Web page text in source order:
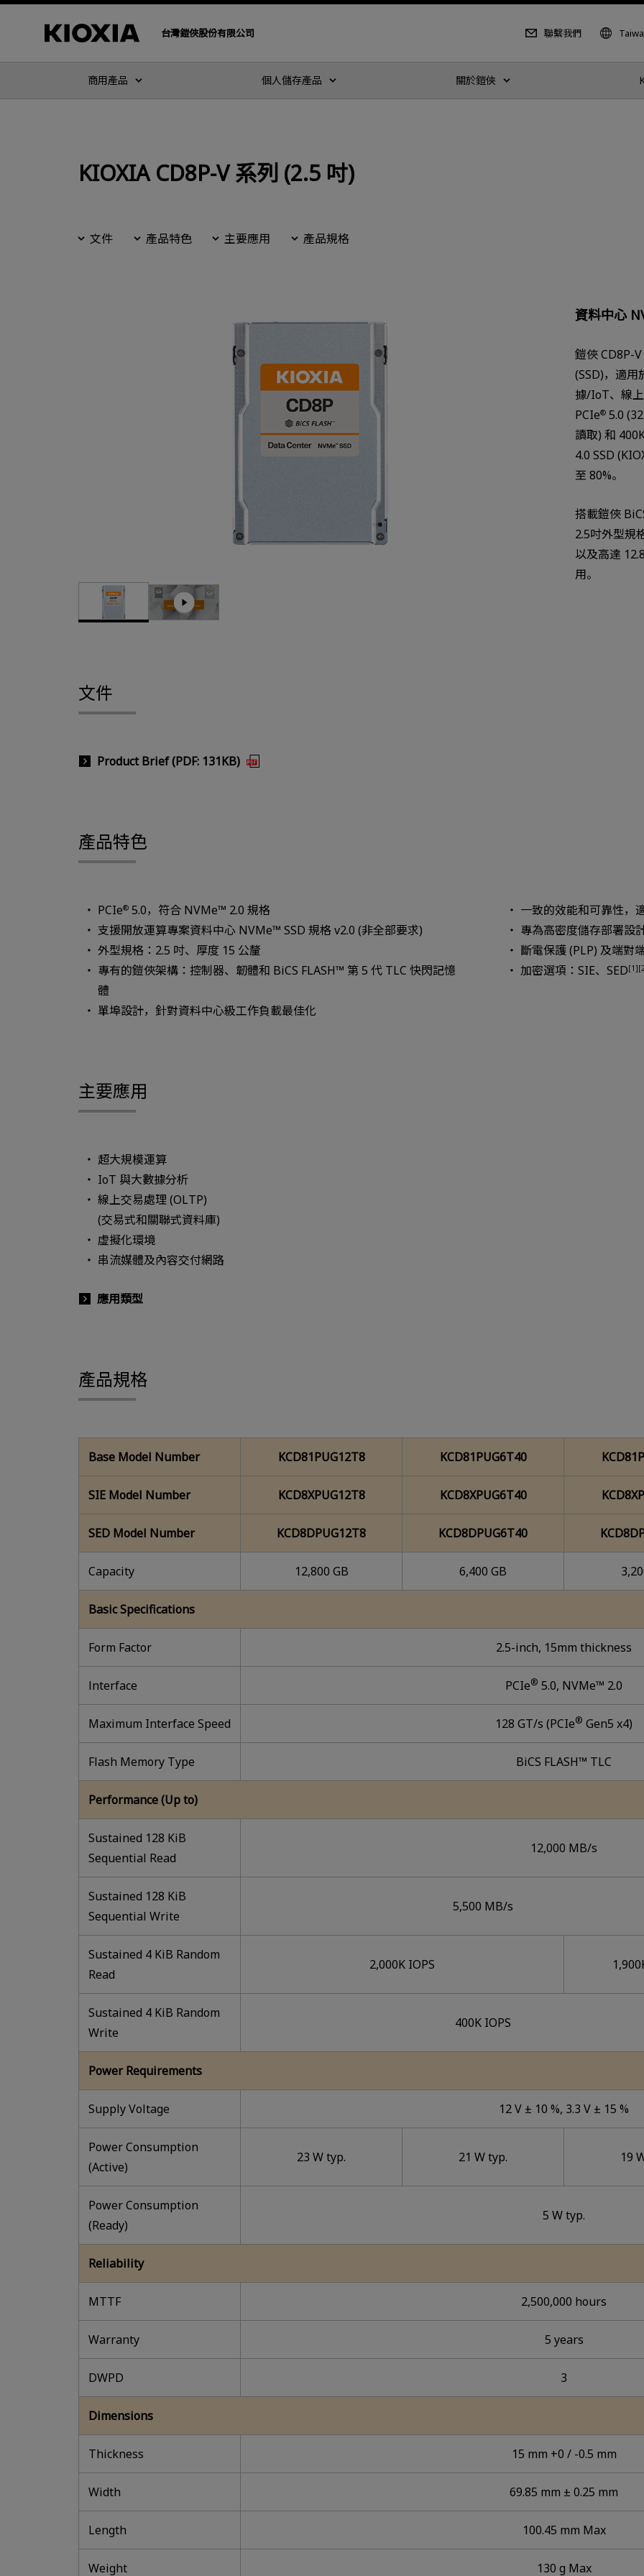
台灣鎧俠股份有限公司 聯繫我們
商用產品 個人儲存產品 關於鎧俠
KIOXIA CD8P-V 系列 (2.5 吋)
文件 產品特色 主要應用 產品規格
資料中心
鎧俠 CD8P-
(SSD)，適
據/IoT、線
PCIe® 5.0
讀取) 和
4.0 SSD
至 80%。
搭載鎧俠
2.5吋外型規
以及高達
用。
文件
Product Brief (PDF: 131KB)
產品特色
PCIe® 5.0，符合 NVMe™ 2.0 規格
支援開放運算專案資料中心 NVMe™ SSD 規格 v2.0 (非全部要求)
外型規格：2.5 吋、厚度 15 公釐
專有的鎧俠架構：控制器、韌體和 BiCS FLASH™ 第 5 代 TLC 快閃記憶
體
單埠設計，針對資料中心級工作負載最佳化
一致的效能和可靠性，
專為高密度儲存部署設
斷電保護 (PLP) 及端對
加密選項：SIE、SED
主要應用
超大規模運算
IoT 與大數據分析
線上交易處理 (OLTP)
(交易式和關聯式資料庫)
虛擬化環境
串流媒體及內容交付網路
應用類型
產品規格
Base Model Number KCD81PUG12T8 KCD81PUG6T40
SIE Model Number KCD8XPUG12T8 KCD8XPUG6T40
SED Model Number KCD8DPUG12T8 KCD8DPUG6T40
Capacity 12,800 GB 6,400 GB
Basic Specifications
Form Factor 2.5-inch, 15mm thickness
lnterface PCIe® 5.0, NVMe™ 2.0
Maximum Interface Speed 128 GT/s (PCIe® Gen5 x4)
Flash Memory Type BiCS FLASH™ TLC
Performance (Up to)
Sustained 128 KiB
Sequential Read
12,000 MB/s
Sustained 128 KiB
Sequential Write
5,500 MB/s
Sustained 4 KiB Random
Read
2,000K IOPS
Sustained 4 KiB Random
Write
400K IOPS
Power Requirements
Supply Voltage 12 V ± 10 %, 3.3 V ± 15 %
Power Consumption
(Active)
23 W typ. 21 W typ. 19
Power Consumption
(Ready)
5 W typ.
Reliability
MTTF 2,500,000 hours
Warranty 5 years
DWPD 3
Dimensions
Thickness 15 mm +0 / -0.5 mm
Width 69.85 mm ± 0.25 mm
Length 100.45 mm Max
Weight 130 g Max